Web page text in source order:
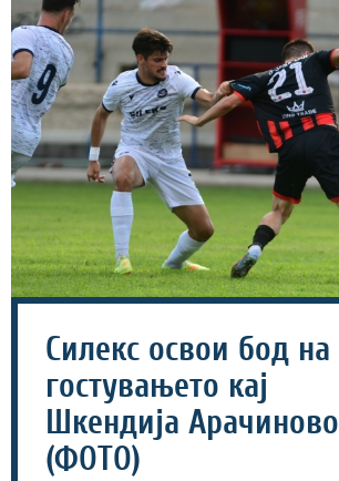
Силекс освои бод на
гостувањето кај
Шкендија Арачиново
(ФОТО)